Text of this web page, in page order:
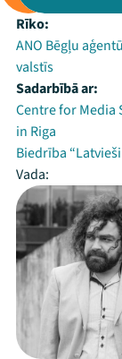
Rīko:
ANO Bēgļu
valstīs
Sadarbībā ar:
Centre for Media
in Riga
Biedrība
Vada: